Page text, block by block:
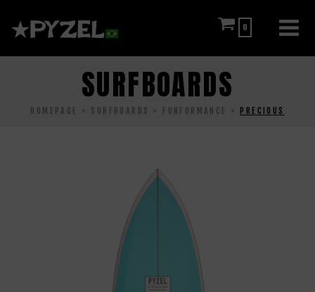
0
SURFBOARDS
HOMEPAGE SURFBOARDS FUNFORMANCE PRECIOUS